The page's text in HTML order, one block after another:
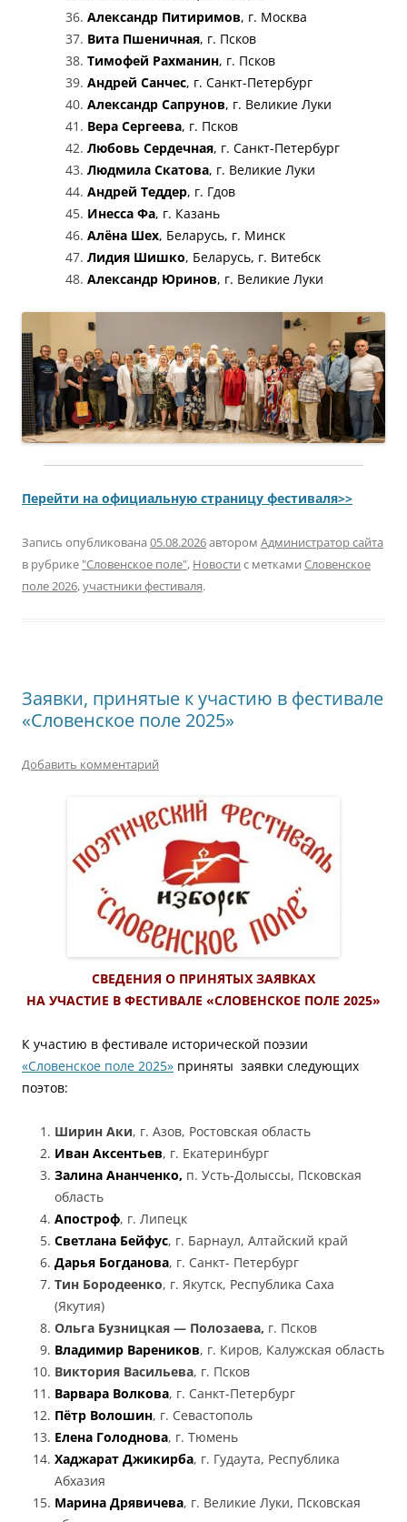
Александр Питиримов, г. Москва
Вита Пшеничная, г. Псков
Тимофей Рахманин, г. Псков
Андрей Санчес, г. Санкт-Петербург
Александр Сапрунов, г. Великие Луки
Вера Сергеева, г. Псков
Любовь Сердечная, г. Санкт-Петербург
Людмила Скатова, г. Великие Луки
Андрей Теддер, г. Гдов
Инесса Фа, г. Казань
Алёна Шех, Беларусь, г. Минск
Лидия Шишко, Беларусь, г. Витебск
Александр Юринов, г. Великие Луки
Перейти на официальную страницу фестиваля>>
Запись опубликована 05.08.2026автором Администратор сайта
в рубрике "Словенское поле", Новости с метками Словенское
поле 2026,участники фестиваля.
Заявки, принятые к участию в фестивале
«Словенское поле 2025»
Добавить комментарий
СВЕДЕНИЯ О ПРИНЯТЫХ ЗАЯВКАХ
НА УЧАСТИЕ В ФЕСТИВАЛЕ «СЛОВЕНСКОЕ ПОЛЕ 2025»
К участию в фестивале исторической поэзии
«Словенское поле 2025» приняты заявки следующих
поэтов:
Ширин Аки, г. Азов, Ростовская область
Иван Аксентьев, г. Екатеринбург
Залина Ананченко, п. Усть-Долыссы, Псковская
область
Апостроф, г. Липецк
Светлана Бейфус, г. Барнаул, Алтайский край
Дарья Богданова, г. Санкт- Петербург
Тин Бородеенко, г. Якутск, Республика Саха
(Якутия)
Ольга Бузницкая — Полозаева, г. Псков
Владимир Вареников, г. Киров, Калужская область
Виктория Васильева, г. Псков
Варвара Волкова, г. Санкт-Петербург
Пётр Волошин, г. Севастополь
Елена Голоднова, г. Тюмень
Хаджарат Джикирба, г. Гудаута, Республика
Абхазия
Марина Дрявичева, г. Великие Луки, Псковская